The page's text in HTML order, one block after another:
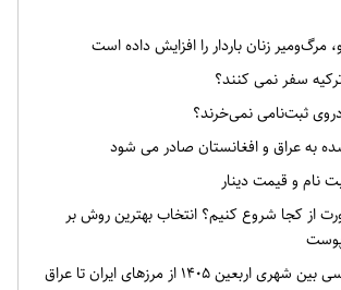
مرگ‌ومیر زنان باردار را افزایش داده است
سفر نمی کنند؟
ثبت‌نامی نمی‌خرند؟
به عراق و افغانستان صادر می شود
از کجا شروع کنیم؟ انتخاب بهترین روش بر
۱۴۰۵ از مرزهای ایران تا عراق